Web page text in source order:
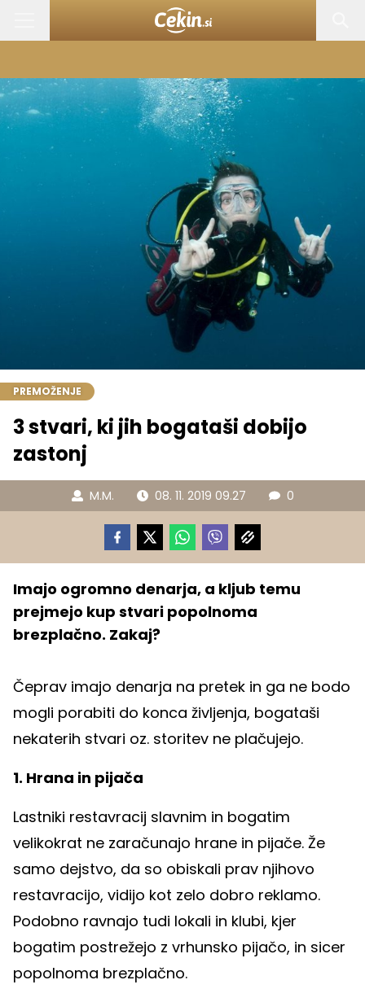
PREMOŽENJE
3 stvari, ki jih bogataši dobijo
zastonj
M.M. 08. 11. 2019 09.27 0
Imajo ogromno denarja, a kljub temu
prejmejo kup stvari popolnoma
brezplačno. Zakaj?
Čeprav imajo denarja na pretek in ga ne bodo
mogli porabiti do konca življenja, bogataši
nekaterih stvari oz. storitev ne plačujejo.
1. Hrana in pijača
Lastniki restavracij slavnim in bogatim
velikokrat ne zaračunajo hrane in pijače. Že
samo dejstvo, da so obiskali prav njihovo
restavracijo, vidijo kot zelo dobro reklamo.
Podobno ravnajo tudi lokali in klubi, kjer
bogatim postrežejo z vrhunsko pijačo, in sicer
popolnoma brezplačno.